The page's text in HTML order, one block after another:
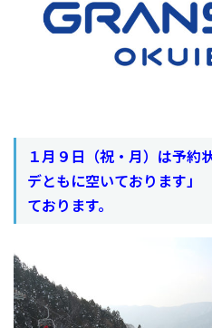
１月９日（祝・月）は予約
デともに空いております
ております。